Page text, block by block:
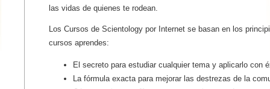
las vidas de quienes te rodean.
Los Cursos de Scientology por Internet se basan en los
cursos aprendes:
El secreto para estudiar cualquier tema y aplicarlo con
La fórmula exacta para mejorar las destrezas de la